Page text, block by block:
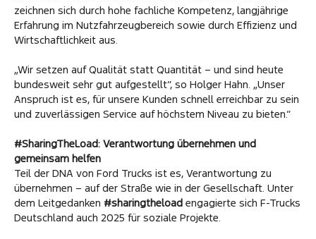
zeichnen sich durch hohe fachliche Kompetenz, langjährige
Erfahrung im Nutzfahrzeugbereich sowie durch Effizienz und
Wirtschaftlichkeit aus.
„Wir setzen auf Qualität statt Quantität – und sind heute
bundesweit sehr gut aufgestellt“, so Holger Hahn. „Unser
Anspruch ist es, für unsere Kunden schnell erreichbar zu sein
und zuverlässigen Service auf höchstem Niveau zu bieten.“
#SharingTheLoad: Verantwortung übernehmen und
gemeinsam helfen
Teil der DNA von Ford Trucks ist es, Verantwortung zu
übernehmen – auf der Straße wie in der Gesellschaft. Unter
dem Leitgedanken #sharingtheload engagierte sich F-Trucks
Deutschland auch 2025 für soziale Projekte.